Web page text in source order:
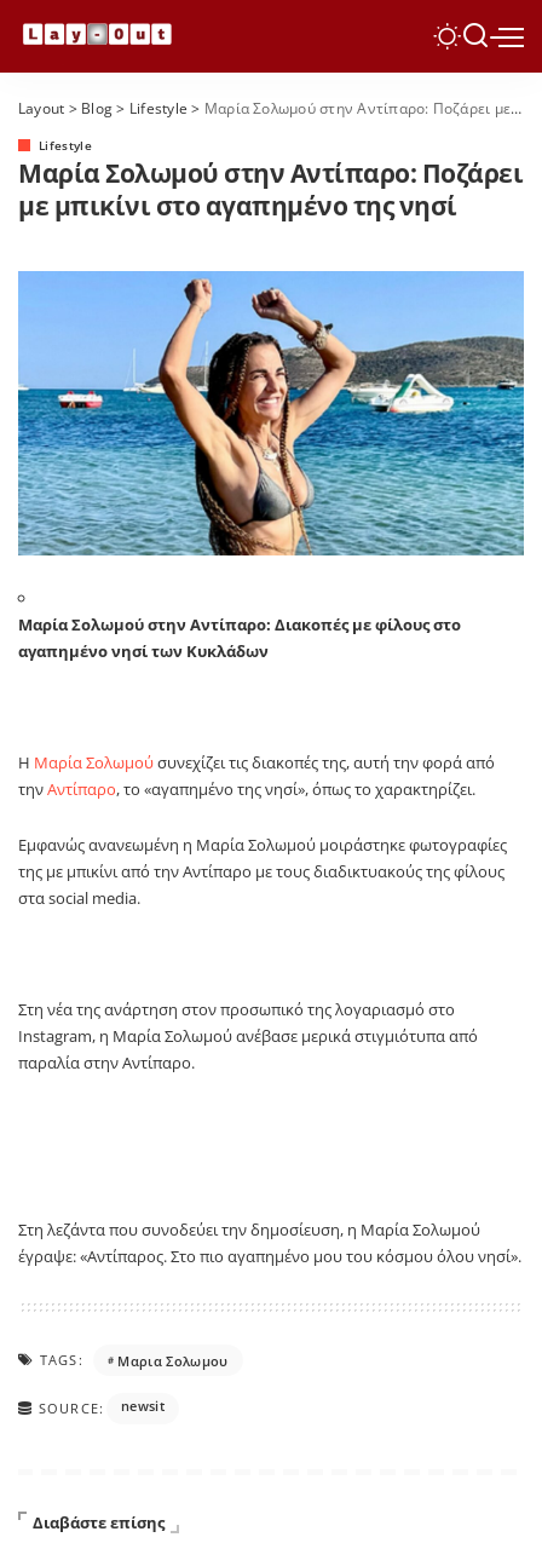
Layout > Blog> Lifestyle > Μαρία Σολωμού στην Αντίπαρο: Ποζάρει με μπικίνι στο αγαπημένο της νησί
Lifestyle
Μαρία Σολωμού στην Αντίπαρο: Ποζάρει
με μπικίνι στο αγαπημένο της νησί
Μαρία Σολωμού στην Αντίπαρο: Διακοπές με φίλους στο
αγαπημένο νησί των Κυκλάδων
Η Μαρία Σολωμούσυνεχίζει τις διακοπές της, αυτή την φορά από
τηνΑντίπαρο, το «αγαπημένο της νησί», όπως το χαρακτηρίζει.
Εμφανώς ανανεωμένη η Μαρία Σολωμού μοιράστηκε φωτογραφίες
της με μπικίνι από την Αντίπαρο με τους διαδικτυακούς της φίλους
στα social media.
Στη νέα της ανάρτηση στον προσωπικό της λογαριασμό στο
Instagram, η Μαρία Σολωμού ανέβασε μερικά στιγμιότυπα από
παραλία στην Αντίπαρο.
Στη λεζάντα που συνοδεύει την δημοσίευση, η Μαρία Σολωμού
έγραψε: «Αντίπαρος. Στο πιο αγαπημένο μου του κόσμου όλου νησί».
TAGS: Μαρια Σολωμου
SOURCE: newsit
Διαβάστε επίσης